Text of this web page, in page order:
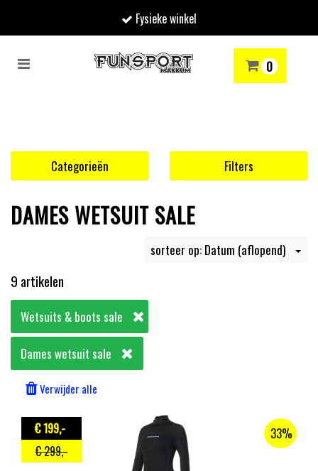
Fysieke winkel
Toggle
0
Uw winkelwagen is leeg.
SKIËN WINTERSPORTSHOP
Categorieën Filters
DAMES WETSUIT SALE
sorteer op: Datum (aflopend)
9 artikelen
Wetsuits & boots sale
Dames wetsuit sale
Verwijder alle
€ 199,-
€ 299,-
33%